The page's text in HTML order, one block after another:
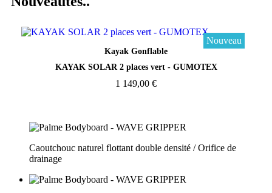
Aperçu rapide
Nouveau
Kayak Gonflable
KAYAK SOLAR 2 places vert - GUMOTEX
1 149,00 €
Caoutchouc naturel flottant double densité / Orifice de
drainage